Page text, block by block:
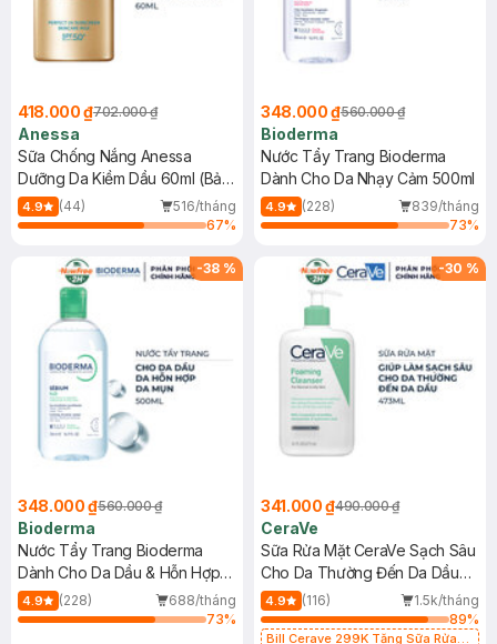
418.000 ₫702.000 ₫
Anessa
Sữa Chống Nắng Anessa
Dưỡng Da Kiềm Dầu 60ml (Bản
Mới)
4.9 (44)
516/tháng
67%
348.000 ₫560.000 ₫
Bioderma
Nước Tẩy Trang Bioderma
Dành Cho Da Nhạy Cảm 500ml
4.9 (228)
839/tháng
73%
-38 %
348.000 ₫560.000 ₫
Bioderma
Nước Tẩy Trang Bioderma
Dành Cho Da Dầu & Hỗn Hợp
500ml
4.9 (228)
688/tháng
73%
-30 %
341.000 ₫490.000 ₫
CeraVe
Sữa Rửa Mặt CeraVe Sạch Sâu
Cho Da Thường Đến Da Dầu
473ml
4.9 (116)
1.5k/tháng
89%
Bill Cerave 299K Tặng Sữa Rửa